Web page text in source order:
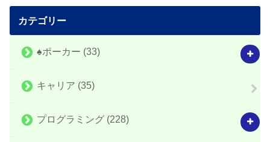
カテゴリー
♠️ポーカー (33)
キャリア (35)
プログラミング (228)